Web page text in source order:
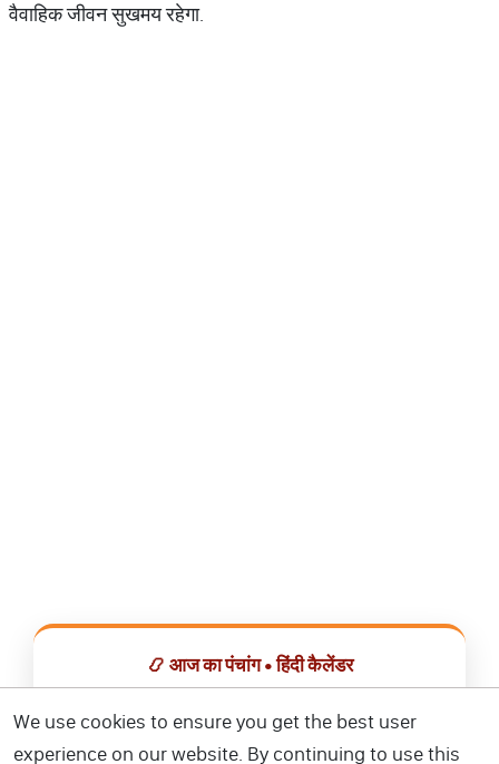
वैवाहिक जीवन सुखमय रहेगा.
📿 आज का पंचांग • हिंदी कैलेंडर
We use cookies to ensure you get the best user
experience on our website. By continuing to use this